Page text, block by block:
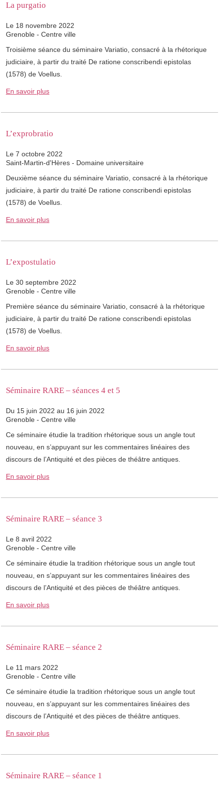
La purgatio
Le 18 novembre 2022
Grenoble - Centre ville
Troisième séance du séminaire Variatio, consacré à la rhétorique
judiciaire, à partir du traité De ratione conscribendi epistolas
(1578) de Voellus.
En savoir plus
L’exprobratio
Le 7 octobre 2022
Saint-Martin-d'Hères - Domaine universitaire
Deuxième séance du séminaire Variatio, consacré à la rhétorique
judiciaire, à partir du traité De ratione conscribendi epistolas
(1578) de Voellus.
En savoir plus
L’expostulatio
Le 30 septembre 2022
Grenoble - Centre ville
Première séance du séminaire Variatio, consacré à la rhétorique
judiciaire, à partir du traité De ratione conscribendi epistolas
(1578) de Voellus.
En savoir plus
Séminaire RARE – séances 4 et 5
Du 15 juin 2022 au 16 juin 2022
Grenoble - Centre ville
Ce séminaire étudie la tradition rhétorique sous un angle tout
nouveau, en s’appuyant sur les commentaires linéaires des
discours de l’Antiquité et des pièces de théâtre antiques.
En savoir plus
Séminaire RARE – séance 3
Le 8 avril 2022
Grenoble - Centre ville
Ce séminaire étudie la tradition rhétorique sous un angle tout
nouveau, en s’appuyant sur les commentaires linéaires des
discours de l’Antiquité et des pièces de théâtre antiques.
En savoir plus
Séminaire RARE – séance 2
Le 11 mars 2022
Grenoble - Centre ville
Ce séminaire étudie la tradition rhétorique sous un angle tout
nouveau, en s’appuyant sur les commentaires linéaires des
discours de l’Antiquité et des pièces de théâtre antiques.
En savoir plus
Séminaire RARE – séance 1